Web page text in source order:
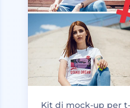
Kit di mock-up per